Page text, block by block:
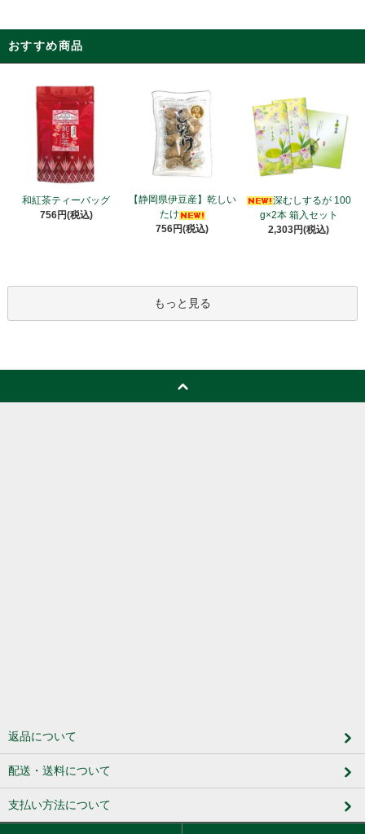
おすすめ商品
和紅茶ティーバッグ
756円(税込)
【静岡県伊豆産】乾しい
たけ
756円(税込)
深むしするが 100
g×2本 箱入セット
2,303円(税込)
もっと見る
返品について
配送・送料について
支払い方法について